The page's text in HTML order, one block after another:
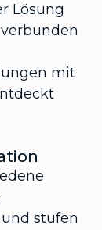
Lösung
mit
stufen